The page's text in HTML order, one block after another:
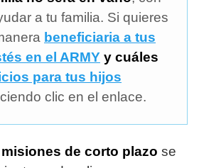
a tu familia. Si quieres
beneficiaria a tus
en el ARMY y cuáles
para tus hijos
clic en el enlace.
misiones de corto plazo se